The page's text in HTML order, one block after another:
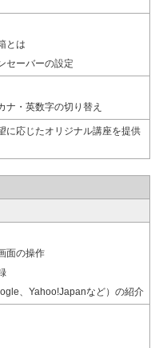
とは
セーバーの設定
ナ・英数字の切り替え
に応じたオリジナル講座を提供
面の操作
、Yahoo!Japanなど）の紹介